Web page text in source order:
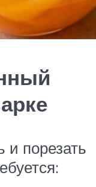
и порезать